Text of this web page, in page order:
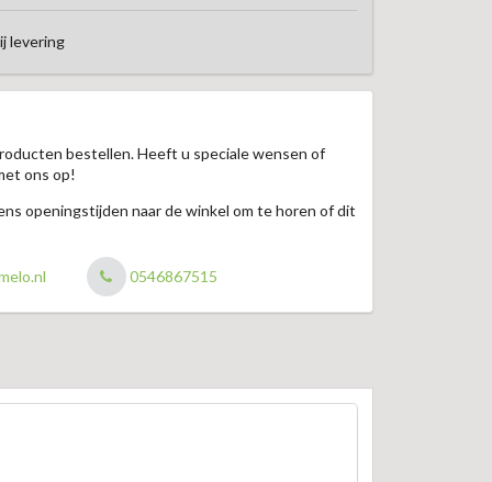
levering
bestellen. Heeft u speciale wensen of
ons op!
openingstijden naar de winkel om te horen of dit
0546867515